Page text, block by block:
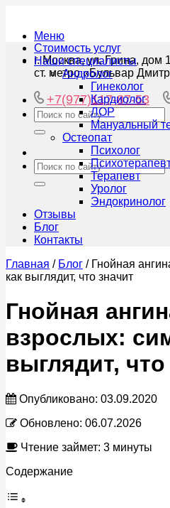
Меню
г. Москва, ул. Грина, дом
ст. метро «Бульвар
+7(977)117-87-53
Стоимость услуг
Наши специалисты
Андролог
Гинеколог
Кардиолог
ЛОР
Мануальный
Остеопат
Психолог
Терапевт
Уролог
Эндокринолог
Отзывы
Блог
Контакты
Главная / Блог / Гнойная
как выглядит, что значит
Гнойная
взрослых:
выглядит, что
Опубликовано: 03.09.2020
Обновлено: 06.07.2026
Чтение займет: 3 минуты
Содержание